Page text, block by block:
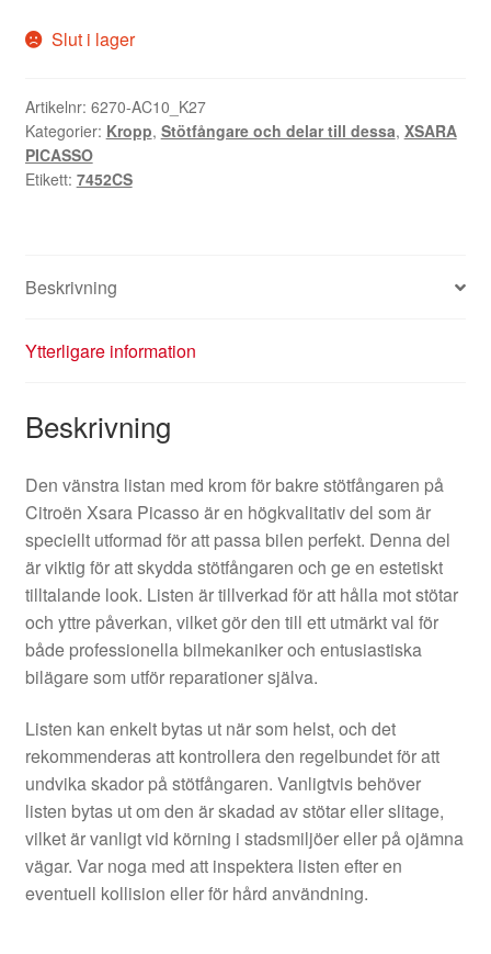
Slut i lager
Artikelnr: 6270-AC10_K27
Kategorier: Kropp, Stötfångare och delar till dessa, XSARA
PICASSO
Etikett: 7452CS
Beskrivning
Ytterligare information
Beskrivning
Den vänstra listan med krom för bakre stötfångaren på
Citroën Xsara Picasso är en högkvalitativ del som är
speciellt utformad för att passa bilen perfekt. Denna del
är viktig för att skydda stötfångaren och ge en estetiskt
tilltalande look. Listen är tillverkad för att hålla mot stötar
och yttre påverkan, vilket gör den till ett utmärkt val för
både professionella bilmekaniker och entusiastiska
bilägare som utför reparationer själva.
Listen kan enkelt bytas ut när som helst, och det
rekommenderas att kontrollera den regelbundet för att
undvika skador på stötfångaren. Vanligtvis behöver
listen bytas ut om den är skadad av stötar eller slitage,
vilket är vanligt vid körning i stadsmiljöer eller på ojämna
vägar. Var noga med att inspektera listen efter en
eventuell kollision eller för hård användning.